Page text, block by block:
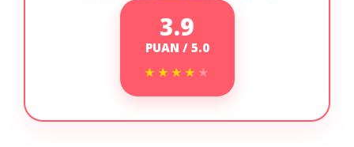
3.9
PUAN / 5.0
★★★★★
★★★★★